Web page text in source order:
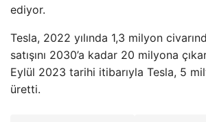
ediyor.
Tesla, 2022 yılında 1,3 milyon
satışını 2030’a kadar 20 milyona
Eylül 2023 tarihi itibarıyla Tesla, 5
üretti.